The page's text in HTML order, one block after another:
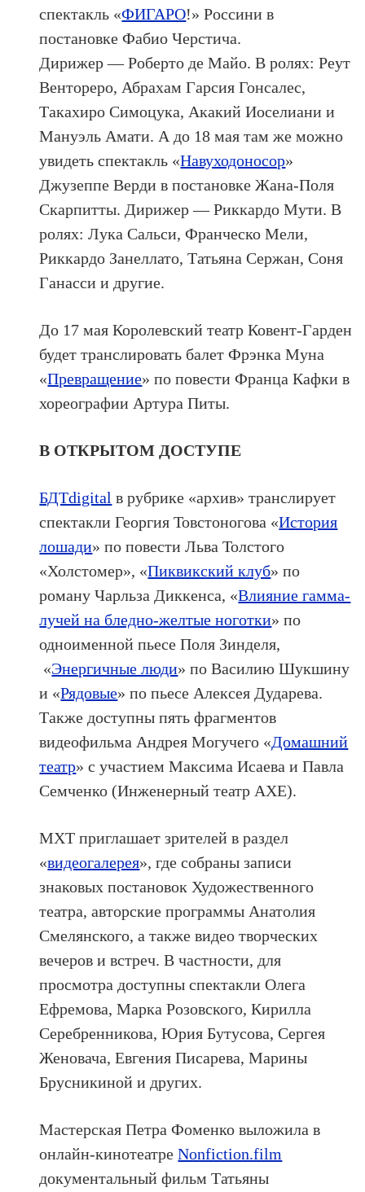
спектакль «ФИГАРО!» Россини в
постановке Фабио Черстича.
Дирижер — Роберто де Майо. В ролях: Реут
Вентореро, Абрахам Гарсия Гонсалес,
Такахиро Симоцука, Акакий Иоселиани и
Мануэль Амати. А до 18 мая там же можно
увидеть спектакль «Навуходоносор»
Джузеппе Верди в постановке Жана-Поля
Скарпитты. Дирижер — Риккардо Мути. В
ролях: Лука Сальси, Франческо Мели,
Риккардо Занеллато, Татьяна Сержан, Соня
Ганасси и другие.
До 17 мая Королевский театр Ковент-Гарден
будет транслировать балет Фрэнка Муна
«Превращение» по повести Франца Кафки в
хореографии Артура Питы.
В ОТКРЫТОМ ДОСТУПЕ
БДТdigital в рубрике «архив» транслирует
спектакли Георгия Товстоногова «История
лошади» по повести Льва Толстого
«Холстомер», «Пиквикский клуб» по
роману Чарльза Диккенса, «Влияние гамма-
лучей на бледно-желтые ноготки» по
одноименной пьесе Поля Зинделя,
«Энергичные люди» по Василию Шукшину
и «Рядовые» по пьесе Алексея Дударева.
Также доступны пять фрагментов
видеофильма Андрея Могучего «Домашний
театр» с участием Максима Исаева и Павла
Семченко (Инженерный театр АХЕ).
МХТ приглашает зрителей в раздел
«видеогалерея», где собраны записи
знаковых постановок Художественного
театра, авторские программы Анатолия
Смелянского, а также видео творческих
вечеров и встреч. В частности, для
просмотра доступны спектакли Олега
Ефремова, Марка Розовского, Кирилла
Серебренникова, Юрия Бутусова, Сергея
Женовача, Евгения Писарева, Марины
Брусникиной и других.
Мастерская Петра Фоменко выложила в
онлайн-кинотеатреNonfiction.film
документальный фильм Татьяны